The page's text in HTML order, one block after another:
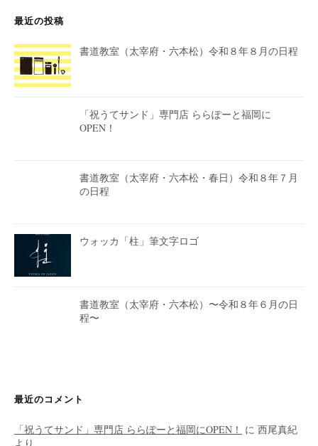
最近の投稿
書道教室（太宰府・六本松）令和８年８月の日程
「祝うてサンド」専門店 ららぽーと福岡に
OPEN！
書道教室（太宰府・六本松・春日）令和８年７月
の日程
ウォッカ「柱」筆文字ロゴ
書道教室（太宰府・六本松）〜令和８年６月の日
程〜
最近のコメント
「祝うてサンド」専門店 ららぽーと福岡にOPEN！ に 西尾真紀
より